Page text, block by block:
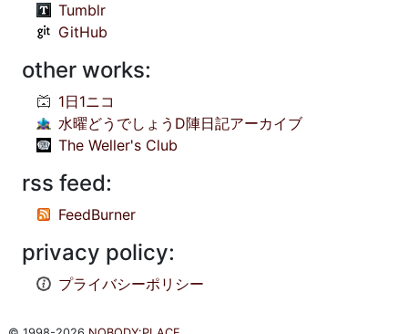
Tumblr
GitHub
other works:
1日1ニコ
水曜どうでしょうD陣日記アーカイブ
The Weller's Club
rss feed:
FeedBurner
privacy policy:
プライバシーポリシー